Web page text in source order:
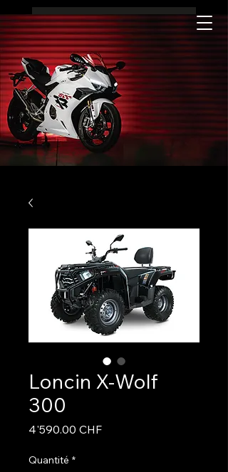
Loncin X-Wolf
300
4'590.00 CHFPrix
Quantité *